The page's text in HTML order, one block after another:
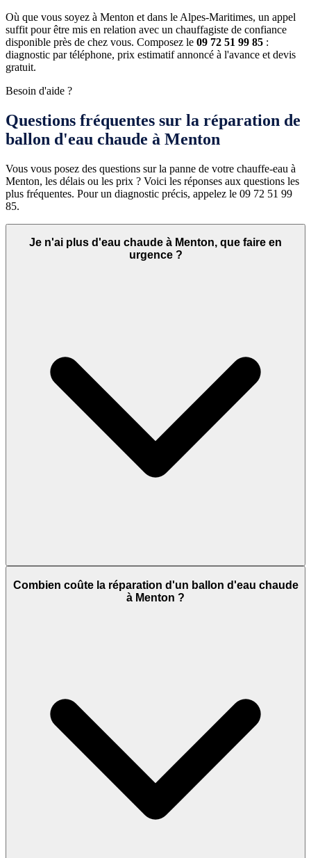
Où que vous soyez à Menton et dans le Alpes-Maritimes, un appel
suffit pour être mis en relation avec un chauffagiste de confiance
disponible près de chez vous. Composez le 09 72 51 99 85 :
diagnostic par téléphone, prix estimatif annoncé à l'avance et devis
gratuit.
Besoin d'aide ?
Questions fréquentes sur la réparation de
ballon d'eau chaude à Menton
Vous vous posez des questions sur la panne de votre chauffe-eau à
Menton, les délais ou les prix ? Voici les réponses aux questions les
plus fréquentes. Pour un diagnostic précis, appelez le 09 72 51 99
85.
Je n'ai plus d'eau chaude à Menton, que faire en
urgence ?
Combien coûte la réparation d'un ballon d'eau chaude
à Menton ?